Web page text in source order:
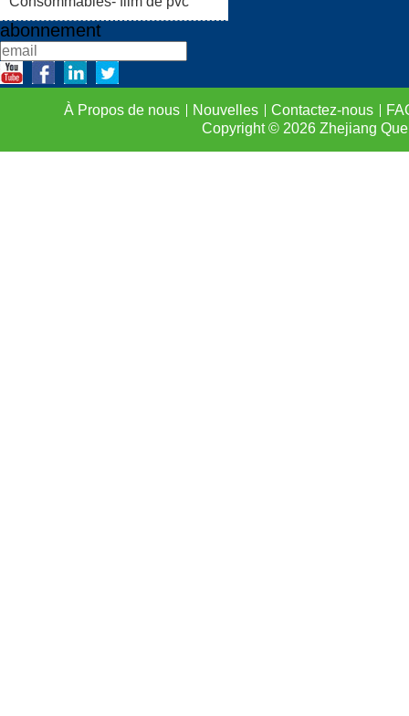
abonnement
À Propos de nous Nouvelles Contactez-nous
Copyright © 2026Zhejiang